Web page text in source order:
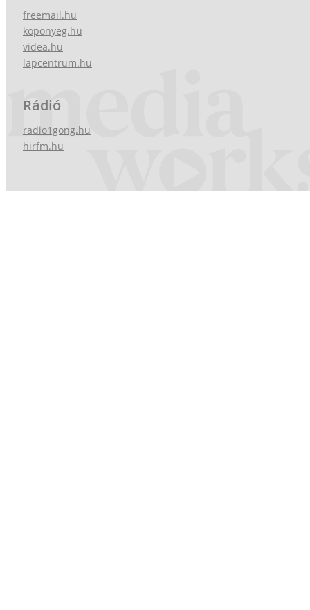
freemail.hu
koponyeg.hu
videa.hu
lapcentrum.hu
Rádió
radio1gong.hu
hirfm.hu